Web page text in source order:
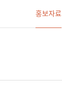
홍보자료